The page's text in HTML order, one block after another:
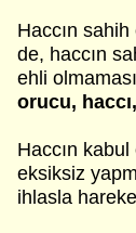
Haccın
de, haccın
ehli
orucu,
Haccın
eksiksiz
ihlasla